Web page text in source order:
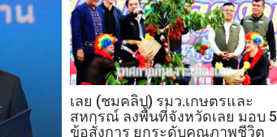
เลย (ชมคลิป) รมว.เกษตรและ
สหกรณ์ ลงพื้นที่จังหวัดเลย มอบ 5
ข้อสั่งการ ยกระดับคุณภาพชีวิต